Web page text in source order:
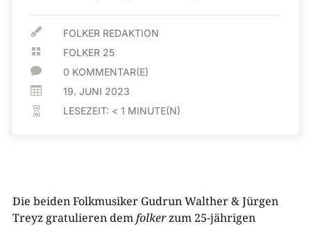
 FOLKER REDAKTION
 FOLKER 25
 0 KOMMENTAR(E)
 19. JUNI 2023
 LESEZEIT: < 1 MINUTE(N)
Die beiden Folkmusiker Gudrun Walther & Jürgen
Treyz gratulieren demfolkerzum 25-jährigen